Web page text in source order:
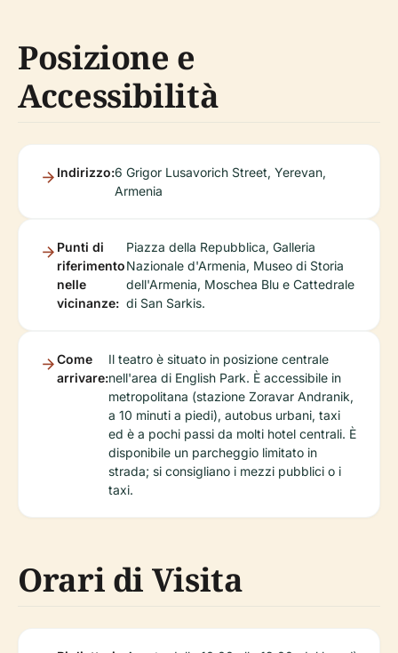
Posizione e
Accessibilità
Indirizzo:6 Grigor Lusavorich Street, Yerevan,
Armenia
Punti di
riferimento
nelle
vicinanze:
Piazza della Repubblica, Galleria
Nazionale d'Armenia, Museo di Storia
dell'Armenia, Moschea Blu e Cattedrale
di San Sarkis.
Come
arrivare:
Il teatro è situato in posizione centrale
nell'area di English Park. È accessibile in
metropolitana (stazione Zoravar Andranik,
a 10 minuti a piedi), autobus urbani, taxi
ed è a pochi passi da molti hotel centrali. È
disponibile un parcheggio limitato in
strada; si consigliano i mezzi pubblici o i
taxi.
Orari di Visita